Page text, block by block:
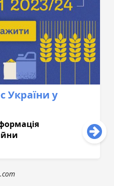
України у